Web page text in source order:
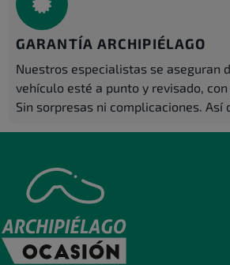
GARANTÍA ARCHIPIÉLAGO
Nuestros especialistas se aseguran
vehículo esté a punto y revisado,
Sin sorpresas ni complicaciones. Así